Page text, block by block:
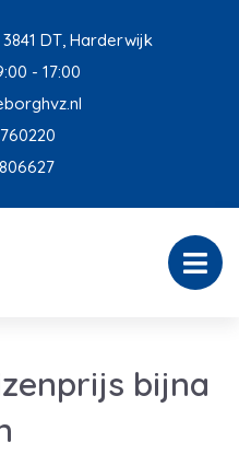
DT, Harderwijk
- 17:00
bijna